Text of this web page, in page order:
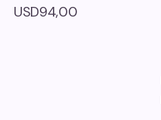
USD94,00